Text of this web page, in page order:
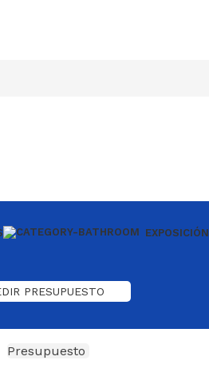
EXPOSICIÓN
PRESUPUESTO
Presupuesto